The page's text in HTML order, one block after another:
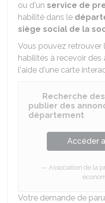
ou d'un service de
habilité dans le
siège social de la
Vous pouvez retrouver
habilités à recevoir des
l'aide d'une carte
Recherche
publier des
département
Accéder
Association de la
Votre demande de